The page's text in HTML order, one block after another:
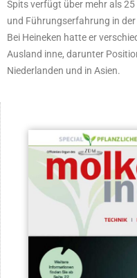
Spits verfügt über mehr als
und Führungserfahrung in
Bei Heineken hatte er
Ausland inne, darunter
Niederlanden und in Asien.